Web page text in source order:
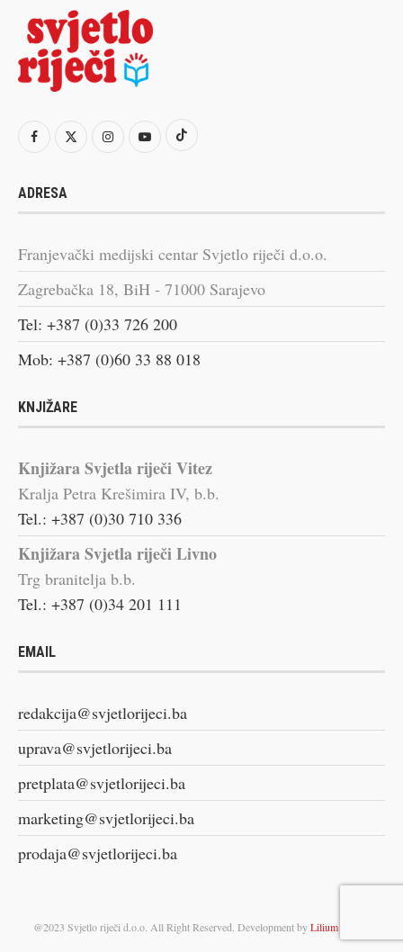
ADRESA
Franjevački medijski centar Svjetlo riječi d.o.o.
Zagrebačka 18, BiH - 71000 Sarajevo
Tel: +387 (0)33 726 200
Mob: +387 (0)60 33 88 018
KNJIŽARE
Knjižara Svjetla riječi Vitez
Kralja Petra Krešimira IV, b.b.
Tel.: +387 (0)30 710 336
Knjižara Svjetla riječi Livno
Trg branitelja b.b.
Tel.: +387 (0)34 201 111
EMAIL
redakcija@svjetlorijeci.ba
uprava@svjetlorijeci.ba
pretplata@svjetlorijeci.ba
marketing@svjetlorijeci.ba
prodaja@svjetlorijeci.ba
@2023 Svjetlo riječi d.o.o. All Right Reserved. Development byLilium Digital